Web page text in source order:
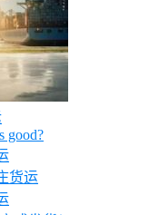
good?
货运